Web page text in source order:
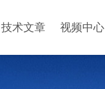
技术文章 视频中心